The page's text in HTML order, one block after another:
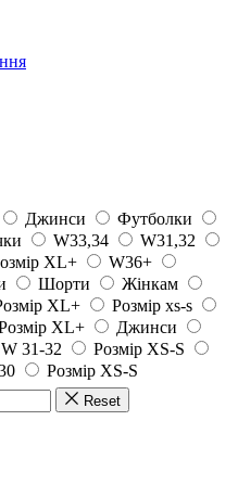
Джинси
Футболки
W33,34
W31,32
XL+
W36+
Шорти
Жінкам
XL+
Розмір xs-s
XL+
Джинси
W 31-32
Розмір XS-S
Розмір XS-S
Reset